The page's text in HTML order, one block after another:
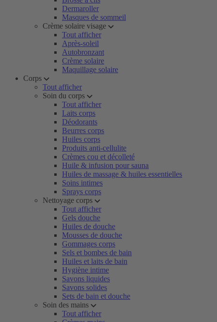
Dermaroller
Masques de sommeil
Crème solaire visage
Tout afficher
Après-soleil
Autobronzant
Crème solaire
Maquillage solaire
Corps
Tout afficher
Soin du corps
Tout afficher
Laits corps
Déodorants
Beurres corps
Huiles corps
Produits anti-cellulite
Crèmes cou et décolleté
Huile & infusion pour sauna
Huiles de massage & huiles essentielles
Soins intimes
Sprays corps
Nettoyage corps
Tout afficher
Gels douche
Huiles de douche
Mousses de douche
Gommages corps
Sels et bombes de bain
Huiles et laits de bain
Hygiène intime
Savons liquides
Savons solides
Sets de bain et douche
Soin des mains
Tout afficher